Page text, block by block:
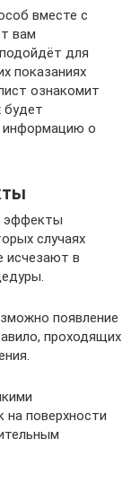
вместе с
вам
для
показаниях
ознакомит
будет
информацию о
эффекты
случаях
исчезают в
появление
проходящих
на поверхности